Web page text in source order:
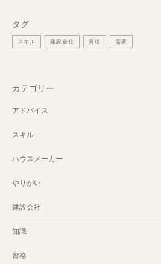
タグ
スキル 建設会社 資格 需要
カテゴリー
アドバイス
スキル
ハウスメーカー
やりがい
建設会社
知識
資格